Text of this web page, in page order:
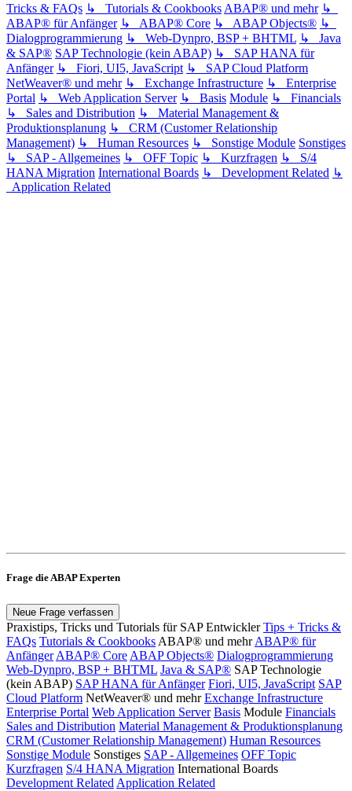
Tricks & FAQs ↳ Tutorials & Cookbooks ABAP® und mehr ↳
ABAP® für Anfänger ↳ ABAP® Core ↳ ABAP Objects® ↳
Dialogprogrammierung ↳ Web-Dynpro, BSP + BHTML ↳ Java
& SAP® SAP Technologie (kein ABAP) ↳ SAP HANA für
Anfänger ↳ Fiori, UI5, JavaScript ↳ SAP Cloud Platform
NetWeaver® und mehr ↳ Exchange Infrastructure ↳ Enterprise
Portal ↳ Web Application Server ↳ Basis Module ↳ Financials
↳ Sales and Distribution ↳ Material Management &
Produktionsplanung ↳ CRM (Customer Relationship
Management) ↳ Human Resources ↳ Sonstige Module Sonstiges
↳ SAP - Allgemeines ↳ OFF Topic ↳ Kurzfragen ↳ S/4
HANA Migration International Boards ↳ Development Related ↳
Application Related
Frage die ABAP Experten
Neue Frage verfassen
Praxistips, Tricks und Tutorials für SAP Entwickler Tips + Tricks &
FAQs Tutorials & Cookbooks ABAP® und mehr ABAP® für
Anfänger ABAP® Core ABAP Objects® Dialogprogrammierung
Web-Dynpro, BSP + BHTML Java & SAP® SAP Technologie
(kein ABAP) SAP HANA für Anfänger Fiori, UI5, JavaScript SAP
Cloud Platform NetWeaver® und mehr Exchange Infrastructure
Enterprise Portal Web Application Server Basis Module Financials
Sales and Distribution Material Management & Produktionsplanung
CRM (Customer Relationship Management) Human Resources
Sonstige Module Sonstiges SAP - Allgemeines OFF Topic
Kurzfragen S/4 HANA Migration International Boards
Development Related Application Related